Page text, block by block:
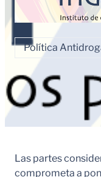
Política
Las partes
comprometa a